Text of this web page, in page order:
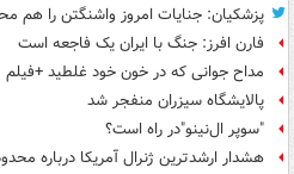
پزشکیان: جنایات امروز واشنگتن را هم
فارن افرز: جنگ با ایران یک فاجعه است
مداح جوانی که در خون خود غلطید +فیلم
پالایشگاه سیزران منفجر شد
"سوپر ال‌نینو"در راه است؟
هشدار ارشدترین ژنرال آمریکا درباره